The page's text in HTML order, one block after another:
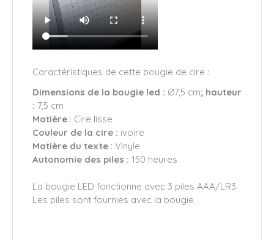
Caractéristiques de cette bougie de cire :
Dimensions de la bougie led : Ø7,5 cm; hauteur
: 7,5 cm
Matière : Cire lisse
Couleur de la cire : ivoire
Matière du texte : Vinyle
Autonomie des piles : 150 heures
La bougie LED fonctionne avec 3 piles AAA/LR3.
Les piles sont fournies avec la bougie.